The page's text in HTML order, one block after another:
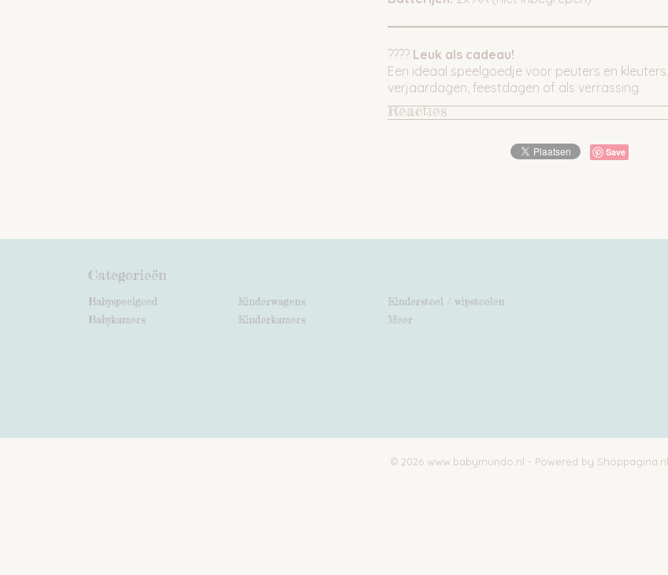
???? Leuk als cadeau!
Een ideaal speelgoedje voor peuters en
verjaardagen, feestdagen of als verrassing.
Reacties
Save
Categorieën
Babyspeelgoed
Babykamers
Kinderwagens
Kinderkamers
Kinderstoel / wipstoelen
Meer
© 2026 www.babymundo.nl - Powered by Shoppagina.nl